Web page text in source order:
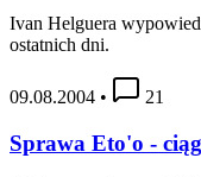
Ivan Helguera
ostatnich dni.
09.08.2004 • 21
Sprawa Eto'o -